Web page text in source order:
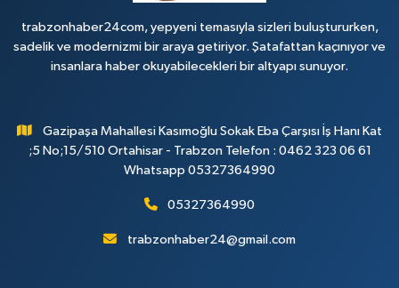
trabzonhaber24com, yepyeni temasıyla sizleri buluştururken,
sadelik ve modernizmi bir araya getiriyor. Şatafattan kaçınıyor ve
insanlara haber okuyabilecekleri bir altyapı sunuyor.
Gazipaşa Mahallesi Kasımoğlu Sokak Eba Çarşısı İş Hanı Kat
;5 No;15/510 Ortahisar - Trabzon Telefon : 0462 323 06 61
Whatsapp 05327364990
05327364990
trabzonhaber24@gmail.com